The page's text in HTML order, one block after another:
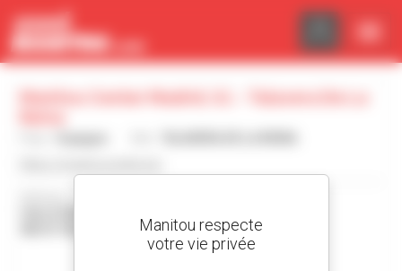
45614 TALAVERA DE LA REINA Espagne
Panneau de gestion des cookies
Manitou respecte
votre vie privée